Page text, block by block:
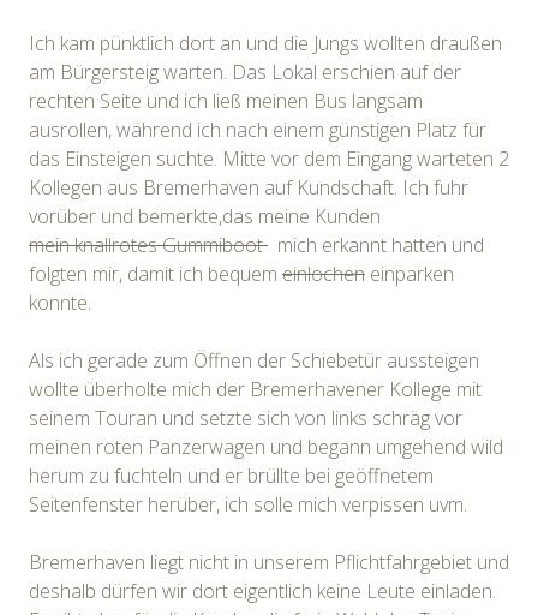
Ich kam pünktlich dort an und die Jungs wollten draußen
am Bürgersteig warten. Das Lokal erschien auf der
rechten Seite und ich ließ meinen Bus langsam
ausrollen, während ich nach einem günstigen Platz für
das Einsteigen suchte. Mitte vor dem Eingang warteten 2
Kollegen aus Bremerhaven auf Kundschaft. Ich fuhr
vorüber und bemerkte,das meine Kunden
mein knallrotes Gummiboot mich erkannt hatten und
folgten mir, damit ich bequem einlochen einparken
konnte.
Als ich gerade zum Öffnen der Schiebetür aussteigen
wollte überholte mich der Bremerhavener Kollege mit
seinem Touran und setzte sich von links schräg vor
meinen roten Panzerwagen und begann umgehend wild
herum zu fuchteln und er brüllte bei geöffnetem
Seitenfenster herüber, ich solle mich verpissen uvm.
Bremerhaven liegt nicht in unserem Pflichtfahrgebiet und
deshalb dürfen wir dort eigentlich keine Leute einladen.